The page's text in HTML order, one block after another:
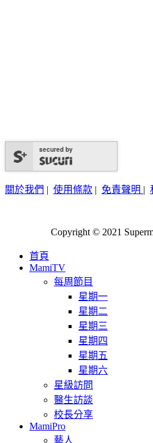
secured by
關於我們 | 使用條款 | 免責聲明 |
Copyright © 2021
首頁
MamiTV
每周節目
星期一
星期二
星期三
星期四
星期五
星期六
星級訪問
醫生訪談
校長分享
MamiPro
藝人